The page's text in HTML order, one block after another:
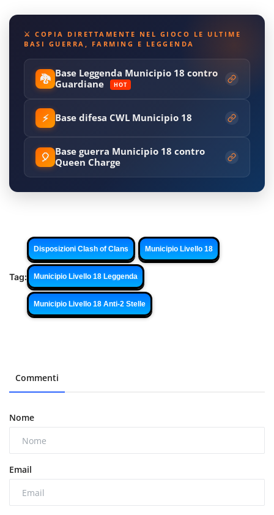
⚔️ COPIA DIRETTAMENTE NEL GIOCO LE ULTIME
BASI GUERRA, FARMING E LEGGENDA
🐉 Base Leggenda Municipio 18 contro
Guardiane
HOT
⚡ Base difesa CWL Municipio 18
🎈 Base guerra Municipio 18 contro
Queen Charge
Tag:
Disposizioni Clash of Clans Municipio Livello 18
Municipio Livello 18 Leggenda
Municipio Livello 18 Anti-2 Stelle
Commenti
Nome
Email